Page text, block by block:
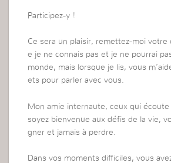
Participez-y !
Ce sera un plaisir, remettez-moi votre
e je ne connais pas et je ne pourrai
monde, mais lorsque je lis, vous
ets pour parler avec vous.
Mon amie internaute, ceux qui écoute
soyez bienvenue aux défis de la vie,
gner et jamais à perdre.
Dans vos moments difficiles, vous